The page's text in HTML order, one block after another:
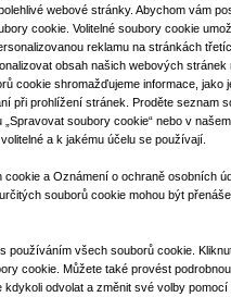
Dostupný
1 fáze
webové stránky. Abychom vám
cookie. Volitelné soubory cookie
reklamu na stránkách
obsah našich webových stránek
cookie shromažďujeme informace, jako
při prohlížení stránek. Proděte seznam
soubory cookie“ nebo v
a k jakému účelu se používají.
a Oznámení o ochraně osobních
souborů cookie mohou být
používáním všech souborů cookie.
cookie. Můžete také provést
kdykoli odvolat a změnit své volby